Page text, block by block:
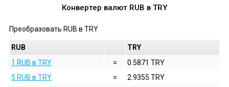
Конвертер валют RUB в TRY
Преобразовать RUB в TRY
RUB
TRY
1 RUB в TRY
=
0.5871 TRY
5 RUB в TRY
=
2.9355 TRY